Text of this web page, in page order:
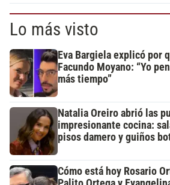
Lo más visto
Eva Bargiela explicó por
Facundo Moyano: “Yo
más tiempo”
Natalia Oreiro abrió las
impresionante cocina:
pisos damero y guiños
Cómo está hoy Rosario